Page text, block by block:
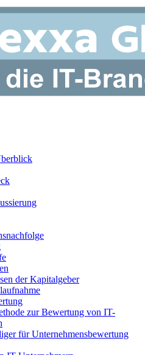
der Kapitalgeber
zur Bewertung von IT-
für Unternehmensbewertung